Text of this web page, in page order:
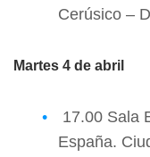
Cerúsico –
Martes 4 de abril
17.00 Sala
España.